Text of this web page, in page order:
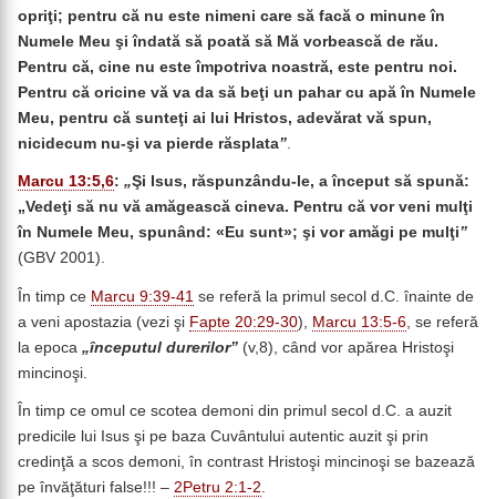
opriţi; pentru că nu este nimeni care să facă o minune în
Numele Meu şi îndată să poată să Mă vorbească de rău.
Pentru că, cine nu este împotriva noastră, este pentru noi.
Pentru că oricine vă va da să beţi un pahar cu apă în Numele
Meu, pentru că sunteţi ai lui Hristos, adevărat vă spun,
nicidecum nu-şi va pierde răsplata”
Marcu 13:5,6: „Şi Isus, răspunzându-le, a început să spună:
„Vedeţi să nu vă amăgească cineva. Pentru că vor veni mulţi
în Numele Meu, spunând: «Eu sunt»; şi vor amăgi pe mulţi”
(GBV 2001).
În timp ce Marcu 9:39-41 se referă la primul secol d.C. înainte de
a veni apostazia (vezi şi Fapte 20:29-30), Marcu 13:5-6 , se referă
la epoca „începutul durerilor” (v,8), când vor apărea Hristoşi
mincinoşi.
În timp ce omul ce scotea demoni din primul secol d.C. a auzit
predicile lui Isus şi pe baza Cuvântului autentic auzit şi prin
credinţă a scos demoni, în contrast Hristoşi mincinoşi se bazează
pe învăţături false!!! – 2Petru 2:1-2.